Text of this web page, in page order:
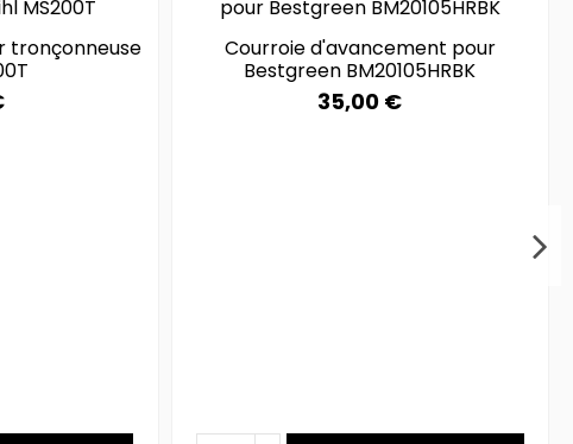
tronçonneuse
Courroie d'avancement pour
Bestgreen BM20105HRBK
35,00 €